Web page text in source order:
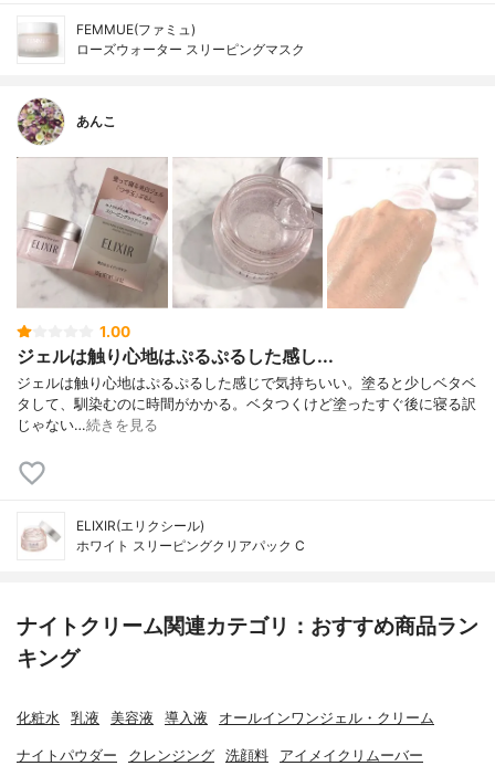
FEMMUE(ファミュ)
ローズウォーター スリーピングマスク
あんこ
1.00
ジェルは触り心地はぷるぷるした感し...
ジェルは触り心地はぷるぷるした感じで気持ちいい。塗ると少しベタベ
タして、馴染むのに時間がかかる。ベタつくけど塗ったすぐ後に寝る訳
じゃない…続きを見る
ELIXIR(エリクシール)
ホワイト スリーピングクリアパック C
ナイトクリーム関連カテゴリ：おすすめ商品ラン
キング
化粧水 乳液 美容液 導入液 オールインワンジェル・クリーム
ナイトパウダー クレンジング 洗顔料 アイメイクリムーバー